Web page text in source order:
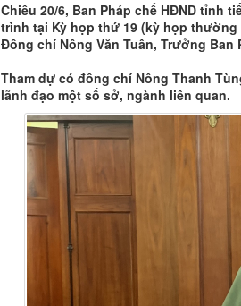
Chiều 20/6, Ban Pháp chế HĐND tỉnh
trình tại Kỳ họp thứ 19 (kỳ họp thường
Đồng chí Nông Văn Tuân, Trưởng Ban
Tham dự có đồng chí Nông Thanh
lãnh đạo một số sở, ngành liên quan.